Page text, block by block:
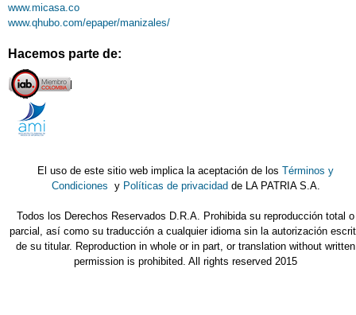
www.micasa.co
www.qhubo.com/epaper/manizales/
Hacemos parte de:
El uso de este sitio web implica la aceptación de losTérminos y
Condiciones y Políticas de privacidad de LA PATRIA S.A.
Todos los Derechos Reservados D.R.A. Prohibida su reproducción total o
parcial, así como su traducción a cualquier idioma sin la autorización
de su titular. Reproduction in whole or in part, or translation without written
permission is prohibited. All rights reserved 2015